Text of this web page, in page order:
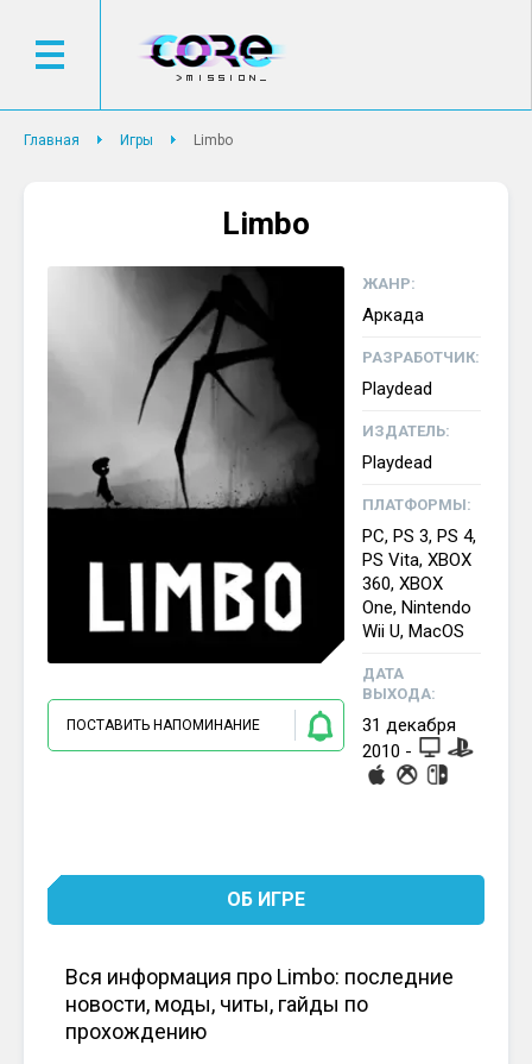
Главная Игры Limbo
Limbo
ПОСТАВИТЬ НАПОМИНАНИЕ
ЖАНР:
Аркада
РАЗРАБОТЧИК:
Playdead
ИЗДАТЕЛЬ:
Playdead
ПЛАТФОРМЫ:
PC, PS 3, PS 4,
PS Vita, XBOX
360, XBOX
One, Nintendo
Wii U, MacOS
ДАТА
ВЫХОДА:
31 декабря
2010 -
ОБ ИГРЕ
Вся информация про Limbo: последние
новости, моды, читы, гайды по
прохождению